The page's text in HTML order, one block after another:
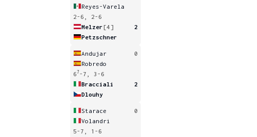
Reyes-Varela
2-6, 2-6
Melzer [4]
2
Petzschner
Andujar
0
Robredo
67-7, 3-6
Bracciali
2
Dlouhy
Starace
0
Volandri
5-7, 1-6